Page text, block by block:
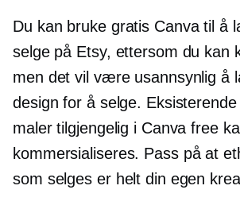
Du kan bruke gratis Canva til å
selge på Etsy, ettersom du kan
men det vil være usannsynlig å
design for å selge.
maler tilgjengelig i Canva free
kommersialiseres. Pass på at
som selges er helt din egen